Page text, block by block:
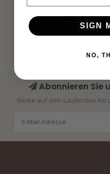
€79,99
Abonnieren Sie
Bleibe auf dem Laufenden mit
SIGN
NO,